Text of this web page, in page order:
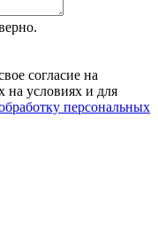
согласие на
на условиях и для
персональных